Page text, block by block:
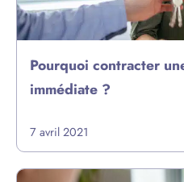
Pourquoi contracter
immédiate ?
7 avril 2021